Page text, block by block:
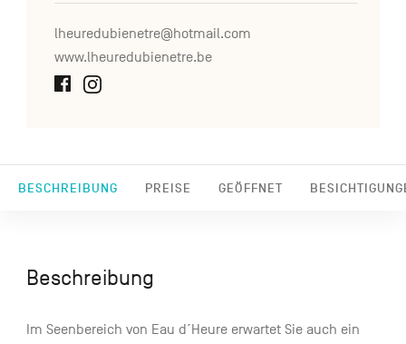
BESCHREIBUNG PREISE GEÖFFNET
lheuredubienetre@hotmail.com
www.lheuredubienetre.be
Beschreibung
Im Seenbereich von Eau d´Heure erwartet Sie auch ein